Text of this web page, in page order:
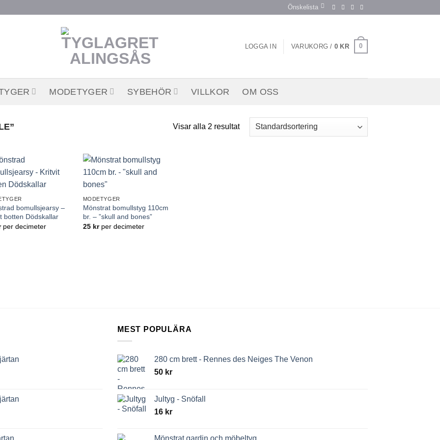
Önskelista
LOGGA IN VARUKORG / 0 KR 0
MODETYGER SYBEHÖR VILLKOR OM OSS
Visar alla 2 resultat
önskelistan
bomullsjearsy –
botten Dödskallar
per decimeter
MODETYGER
Mönstrat bomullstyg 110cm
br. – ”skull and bones”
25 kr per decimeter
MEST POPULÄRA
280 cm brett - Rennes des Neiges The Venon
50 kr
Jultyg - Snöfall
16 kr